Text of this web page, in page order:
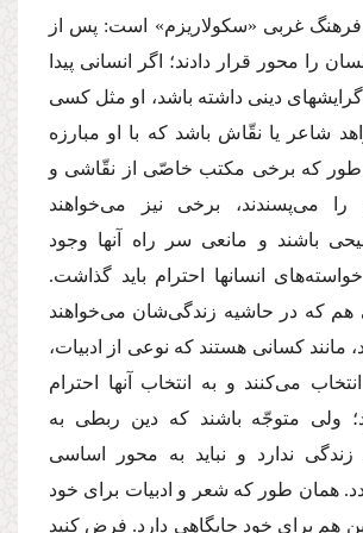
غربى «سكولاریزم» است: پس از
را محور قرار دادند؛ اگر انسانى پیدا
دینى داشته باشد، او مثل كسى
شاعر یا نقّاش باشد كه با او مبارزه
كه برخى مكتب خاصّى از نقّاشى و
مى‌پسندند، برخى نیز مى‌خواهند
باشند و مانعى سر راه آنها وجود
انسانها احترام باید گذاشت.
هم كه در حاشیه زندگى‌شان مى‌خواهند
مانند كسانى هستند كه نوعى از ادبیات،
مى‌كنند و به انتخاب آنها احترام
ولى متوجّه باشند كه دین ربطى به
ندارد و نباید به محور اساسى
همان طور كه شعر و ادبیات براى خود
هم براى خود جایگاهى دارد. فرض كنید